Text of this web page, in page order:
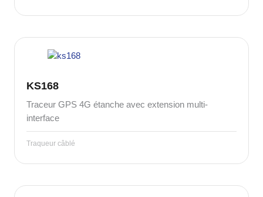
KS168
Traceur GPS 4G étanche avec extension multi-
interface
Traqueur câblé